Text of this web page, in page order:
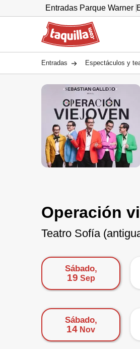
Entradas Parque Warner
Taquilla.com
Entradas Espectáculos y
Operación
Teatro Sofía
Sábado,
19 Sep
Sábado,
14 Nov